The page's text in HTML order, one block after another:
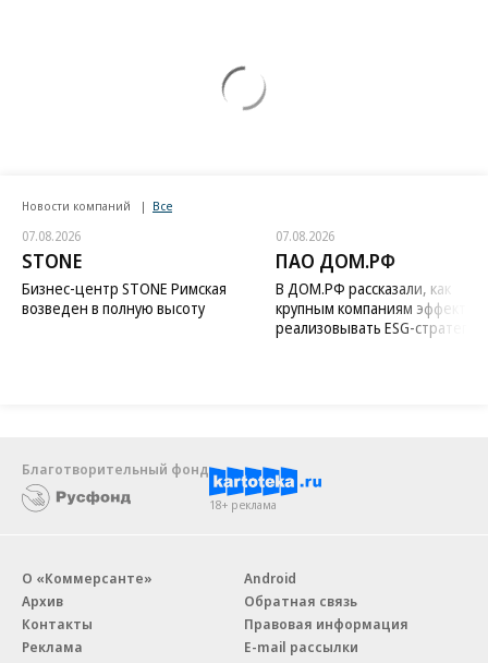
Новости компаний Все
07.08.2026
STONE
Бизнес-центр STONE Римская
возведен в полную высоту
07.08.2026
ПАО ДОМ.РФ
В ДОМ.РФ рассказали, как
крупным компаниям
реализовывать ESG-стратегию
Благотворительный фонд
18+ реклама
О «Коммерсанте»
Архив
Контакты
Реклама
Android
Обратная связь
Правовая информация
E-mail рассылки